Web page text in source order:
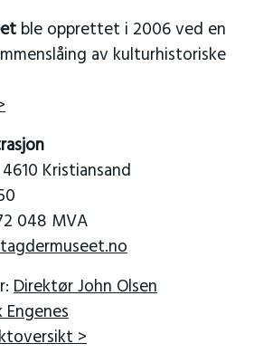
ble opprettet i 2006 ved en
av kulturhistoriske
Kristiansand
048 MVA
Direktør John Olsen
Engenes
>